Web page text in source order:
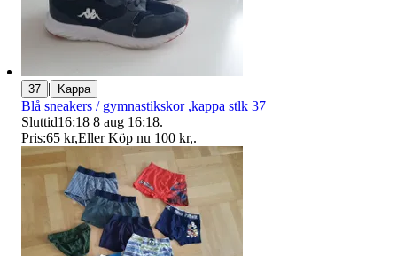
37 | Kappa
Blå sneakers / gymnastikskor ,kappa stlk 37
Sluttid16:18 8 aug 16:18.
Pris:65 kr,Eller Köp nu 100 kr,.